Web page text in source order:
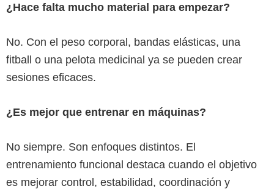
¿Hace falta mucho material para empezar?
No. Con el peso corporal, bandas elásticas, una
fitball o una pelota medicinal ya se pueden crear
sesiones eficaces.
¿Es mejor que entrenar en máquinas?
No siempre. Son enfoques distintos. El
entrenamiento funcional destaca cuando el objetivo
es mejorar control, estabilidad, coordinación y